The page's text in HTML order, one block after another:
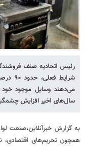
رئیس اتحادیه صنف
می‌دهند وسایل موجود خود
سال‌های اخیر افزایش
به گزارش خبرآنلاین،صنعت
همچون تحریم‌های اقتصادی،